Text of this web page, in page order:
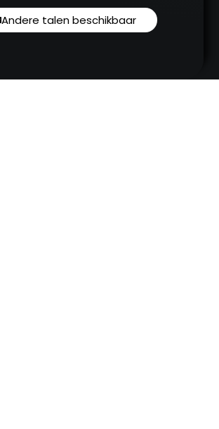
Andere talen beschikbaar